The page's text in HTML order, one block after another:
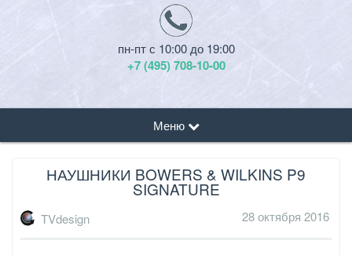
пн-пт с 10:00 до 19:00
+7 (495) 708-10-00
Меню
НАУШНИКИ BOWERS & WILKINS P9
SIGNATURE
TVdesign 28 октября 2016